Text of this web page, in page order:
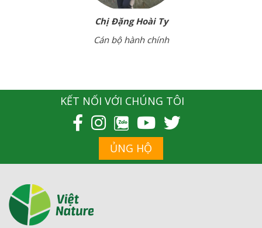
Chị Đặng Hoài Ty
Cán bộ hành chính
KẾT NỐI VỚI CHÚNG TÔI
ỦNG HỘ